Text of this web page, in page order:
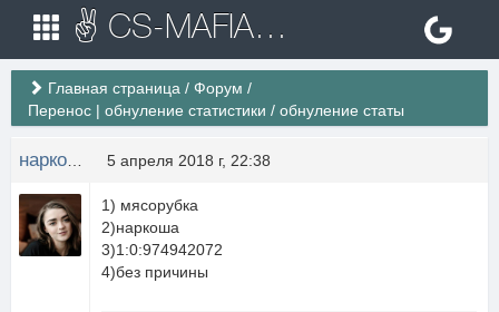
✌ CS-MAFIA.RU ✌ Игровые сервера Counter Strike 1.6
Главная страница / Форум /
Перенос | обнуление статистики / обнуление статы
5 апреля 2018 г, 22:38
1) мясорубка
2)наркоша
3)1:0:974942072
4)без причины